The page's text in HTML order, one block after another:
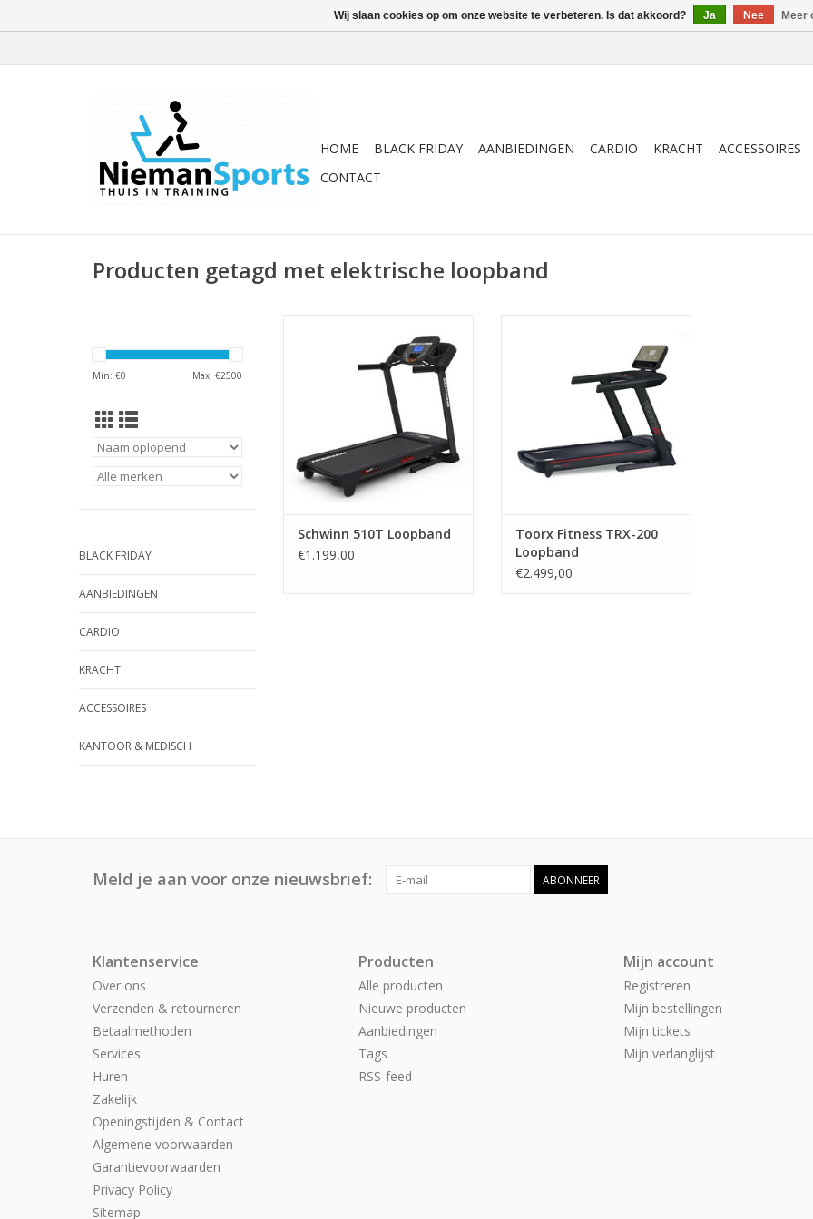
HOME BLACK FRIDAY AANBIEDINGEN CARDIO KRACHT
ACCESSOIRES
CONTACT
Producten getagd met elektrische loopband
Min: €0 Max: €2500
BLACK FRIDAY
AANBIEDINGEN
CARDIO
KRACHT
ACCESSOIRES
KANTOOR & MEDISCH
grenzen en zit vol mogelijkheden.
Ren de hele wereld over met de
Explore the world en Zwift, apps
waarmee je jou voortgang
bijhoudt op de telefoon of tablet
en die je door de mooiste
omgevingen laat rennen.
TOEVOEGEN AAN WINKELWAGEN
Schwinn 510T Loopband
€1.199,00
loopband is voorzien van een AC
motor met 4 pk continu
vermogen en 7 pk piekvermogen.
Door de Bluetooth verbinding
kunt u gebruik maken van apps
als Kinomap, iConsole en de TRX
App.
TOEVOEGEN AAN WINKELWAGEN
Toorx Fitness TRX-200
Loopband
€2.499,00
Meld je aan voor onze nieuwsbrief: ABONNEER
Klantenservice
Over ons
Verzenden & retourneren
Betaalmethoden
Services
Huren
Zakelijk
Openingstijden & Contact
Algemene voorwaarden
Garantievoorwaarden
Privacy Policy
Sitemap
Producten
Alle producten
Nieuwe producten
Aanbiedingen
Tags
RSS-feed
Mijn account
Registreren
Mijn bestellingen
Mijn tickets
Mijn verlanglijst
Wij slaan cookies op om onze website te verbeteren. Is dat akkoord? Ja Nee Meer